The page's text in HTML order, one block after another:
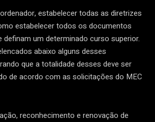
estabelecer todas as diretrizes
estabelecer todos os documentos
definam um determinado curso superior.
abaixo alguns desses
que a totalidade desses deve ser
de acordo com as solicitações do MEC
reconhecimento e renovação de